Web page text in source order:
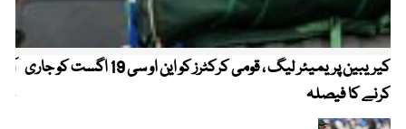
کیریبین پریمیئر لیگ ، قومی کرکٹرز کو این او سی 19 اگست کو جاری
کرنے کا فیصلہ